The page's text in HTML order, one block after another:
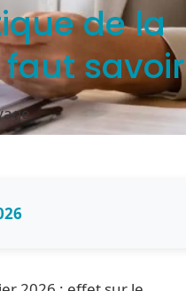
de la
faut savoir